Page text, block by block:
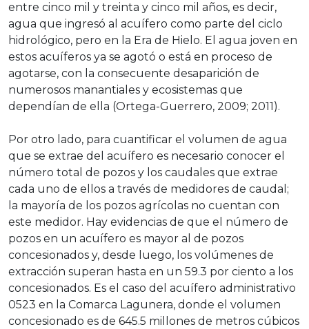
entre cinco mil y treinta y cinco mil años, es decir,
agua que ingresó al acuífero como parte del ciclo
hidrológico, pero en la Era de Hielo. El agua joven en
estos acuíferos ya se agotó o está en proceso de
agotarse, con la consecuente desaparición de
numerosos manantiales y ecosistemas que
dependían de ella (Ortega-Guerrero, 2009; 2011).
Por otro lado, para cuantificar el volumen de agua
que se extrae del acuífero es necesario conocer el
número total de pozos y los caudales que extrae
cada uno de ellos a través de medidores de caudal;
la mayoría de los pozos agrícolas no cuentan con
este medidor. Hay evidencias de que el número de
pozos en un acuífero es mayor al de pozos
concesionados y, desde luego, los volúmenes de
extracción superan hasta en un 59.3 por ciento a los
concesionados. Es el caso del acuífero administrativo
0523 en la Comarca Lagunera, donde el volumen
concesionado es de 645.5 millones de metros cúbicos